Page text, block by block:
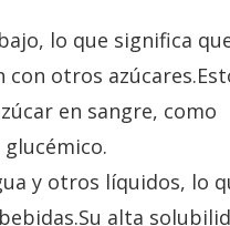
lo que significa
otros
en sangre, como
y otros líquidos, lo
alta